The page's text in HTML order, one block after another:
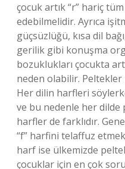
çocuk artık “r” hariç
edebilmelidir. Ayrıca
güçsüzlüğü, kısa dil
gerilik gibi konuşma
bozuklukları çocukta
neden olabilir.
Her dilin harfleri
ve bu nedenle her
harfler de farklıdır.
“f” harfini telaffuz
harf ise ülkemizde
çocuklar için en çok